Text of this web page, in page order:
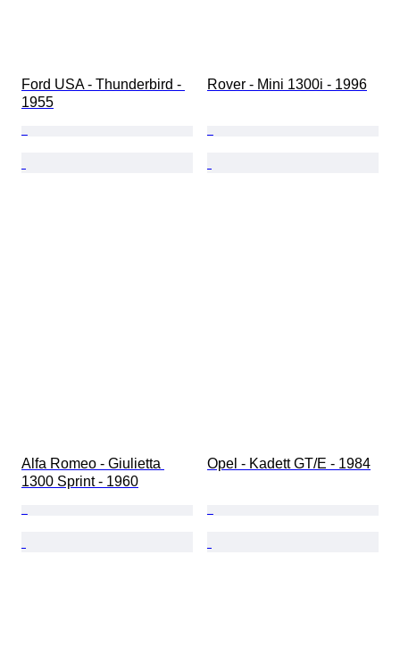
Ford USA - Thunderbird -
1955
Rover - Mini 1300i - 1996
Alfa Romeo - Giulietta
1300 Sprint - 1960
Opel - Kadett GT/E - 1984